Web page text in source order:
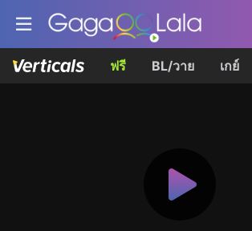
ฟรี BL/วาย เกย์